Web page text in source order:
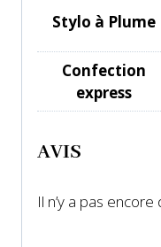
Stylo à Plume
Confection
express
AVIS
Il n’y a pas encore